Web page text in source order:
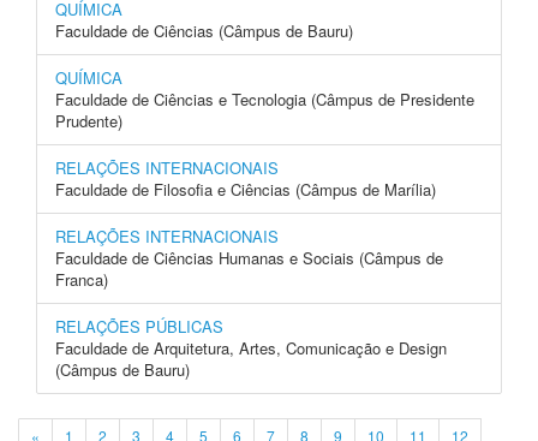
QUÍMICA
Faculdade de Ciências (Câmpus de Bauru)
QUÍMICA
Faculdade de Ciências e Tecnologia (Câmpus de Presidente
Prudente)
RELAÇÕES INTERNACIONAIS
Faculdade de Filosofia e Ciências (Câmpus de Marília)
RELAÇÕES INTERNACIONAIS
Faculdade de Ciências Humanas e Sociais (Câmpus de
Franca)
RELAÇÕES PÚBLICAS
Faculdade de Arquitetura, Artes, Comunicação e Design
(Câmpus de Bauru)
« 1 2 3 4 5 6 7 8 9 10 11 12